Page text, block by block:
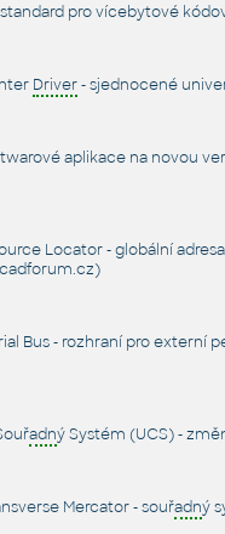
pro vícebytové
Driver- sjednocené
aplikace na novou
Locator - globální
Bus - rozhraní pro externí
adný Systém (UCS) -
Mercator - souřadný